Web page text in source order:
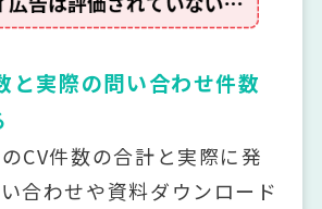
と実際の問い合わせ件数
CV件数の合計と実際に発
合わせや資料ダウンロード